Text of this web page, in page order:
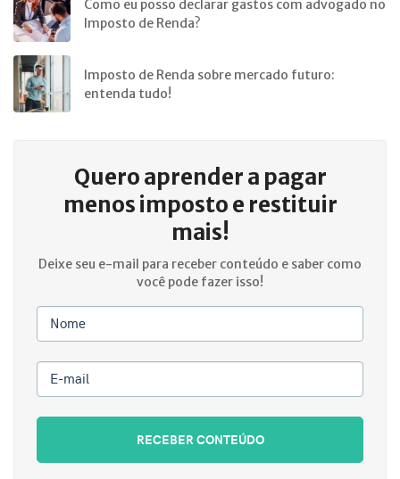
Como eu posso declarar gastos com advogado no
Imposto de Renda?
Imposto de Renda sobre mercado futuro:
entenda tudo!
Quero aprender a pagar
menos imposto e restituir
mais!
Deixe seu e-mail para receber conteúdo e saber como
você pode fazer isso!
Nome
E-mail
RECEBER CONTEÚDO